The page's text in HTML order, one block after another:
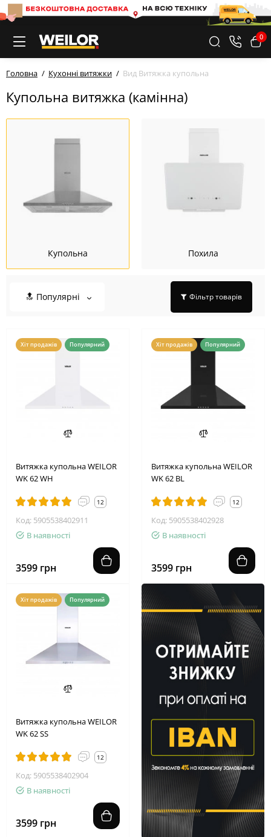
0
Головна Кухонні витяжки Вид Витяжка купольна
Купольна витяжка (камінна)
Купольна Похила
🔝 Популярні Фільтр товарів
Хіт продажів Популярний
Витяжка купольна WEILOR
WK 62 WH
12
Код: 5905538402911
В наявності
3599 грн
Хіт продажів Популярний
Витяжка купольна WEILOR
WK 62 BL
12
Код: 5905538402928
В наявності
3599 грн
Хіт продажів Популярний
Витяжка купольна WEILOR
WK 62 SS
12
Код: 5905538402904
В наявності
3599 грн